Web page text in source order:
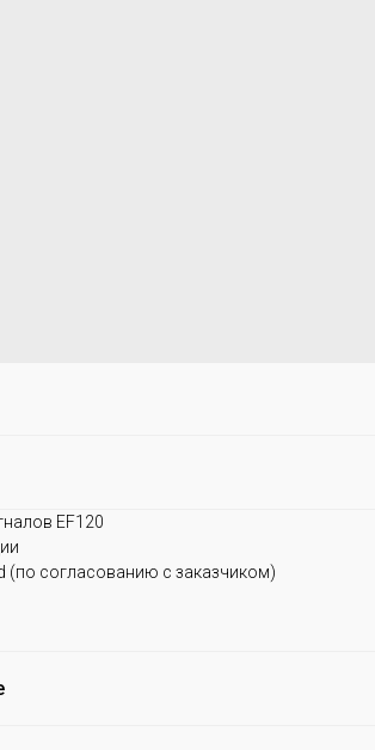
EF120
(по согласованию с заказчиком)